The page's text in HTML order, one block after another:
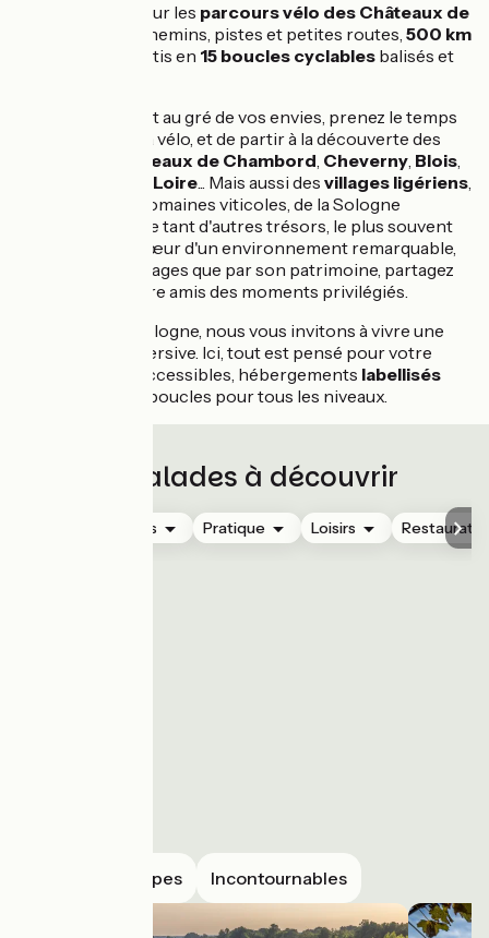
Échappez-vous sur les parcours vélo des Châteaux de
: entre chemins, pistes et petites routes, 500 km
répartis en 15 boucles cyclables balisés et
À votre rythme et au gré de vos envies, prenez le temps
de vous balader à vélo, et de partir à la découverte des
châteaux de Chambord, Cheverny, Blois,
Chaumont-sur-Loire... Mais aussi des villages ligériens,
des nombreux domaines viticoles, de la Sologne
mystérieuse et de tant d'autres trésors, le plus souvent
méconnus. Au cœur d'un environnement remarquable,
tant par ses paysages que par son patrimoine, partagez
en famille ou entre amis des moments privilégiés.
Entre Loire et Sologne, nous vous invitons à vivre une
expérience immersive. Ici, tout est pensé pour votre
confort : gares accessibles, hébergements labellisés
et boucles pour tous les niveaux.
15 balades à découvrir
Hébergements Pratique Loisirs
Etapes Incontournables